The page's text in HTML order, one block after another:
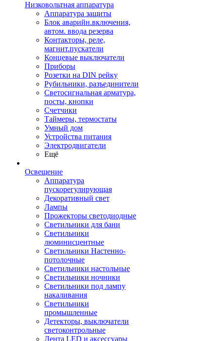
Низковольтная аппаратура
Аппаратура защиты
Блок аварийн.включения,
автом. ввода резерва
Контакторы, реле,
магнит.пускатели
Концевые выключатели
Приборы
Розетки на DIN рейку
Рубильники, разъединители
Светосигнальная арматура,
посты, кнопки
Счетчики
Таймеры, термостаты
Умный дом
Устройства питания
Электродвигатели
Ещё
Освещение
Аппаратура
пускорегулирующая
Декоративный свет
Лампы
Прожекторы светодиодные
Светильники для бани
Светильники
люминисцентные
Светильники Настенно-
потолочные
Светильники настольные
Светильники ночники
Светильники под лампу
накаливания
Светильники
промышленные
Детекторы, выключатели
светоконтрольные
Лента LED и аксессуары